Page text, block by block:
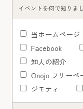
イベントを何で知りま
当ホームページ
Facebook
知人の紹介
Onojo フリーペ
ジモティ